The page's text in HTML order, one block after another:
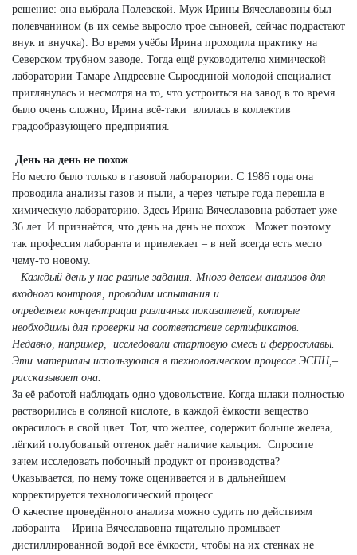
решение: она выбрала Полевской. Муж Ирины Вячеславовны был
полевчанином (в их семье выросло трое сыновей, сейчас подрастают
внук и внучка). Во время учёбы Ирина проходила практику на
Северском трубном заводе. Тогда ещё руководителю химической
лаборатории Тамаре Андреевне Сыроединой молодой специалист
приглянулась и несмотря на то, что устроиться на завод в то время
было очень сложно, Ирина всё-таки влилась в коллектив
градообразующего предприятия.
День на день не похож
Но место было только в газовой лаборатории. С 1986 года она
проводила анализы газов и пыли, а через четыре года перешла в
химическую лабораторию. Здесь Ирина Вячеславовна работает уже
36 лет. И признаётся, что день на день не похож. Может поэтому
так профессия лаборанта и привлекает – в ней всегда есть место
чему-то новому.
– Каждый день у нас разные задания. Много делаем анализов для
входного контроля, проводим испытания и
определяем концентрации различных показателей, которые
необходимы для проверки на соответствие сертификатов.
Недавно, например, исследовали стартовую смесь и ферросплавы.
Эти материалы используются в технологическом процессе ЭСПЦ,–
рассказывает она.
За её работой наблюдать одно удовольствие. Когда шлаки полностью
растворились в соляной кислоте, в каждой ёмкости вещество
окрасилось в свой цвет. Тот, что желтее, содержит больше железа,
лёгкий голубоватый оттенок даёт наличие кальция. Спросите
зачем исследовать побочный продукт от производства?
Оказывается, по нему тоже оценивается и в дальнейшем
корректируется технологический процесс.
О качестве проведённого анализа можно судить по действиям
лаборанта – Ирина Вячеславовна тщательно промывает
дистиллированной водой все ёмкости, чтобы на их стенках не